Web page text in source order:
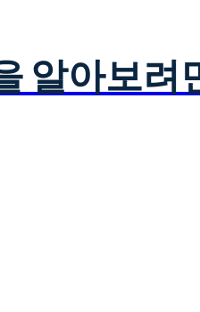
알아보